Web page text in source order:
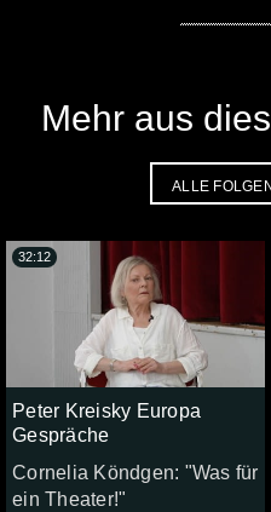
Mehr aus
Peter Kreisky Europa
Gespräche
Cornelia Köndgen: "Was für
ein Theater!"
32:12